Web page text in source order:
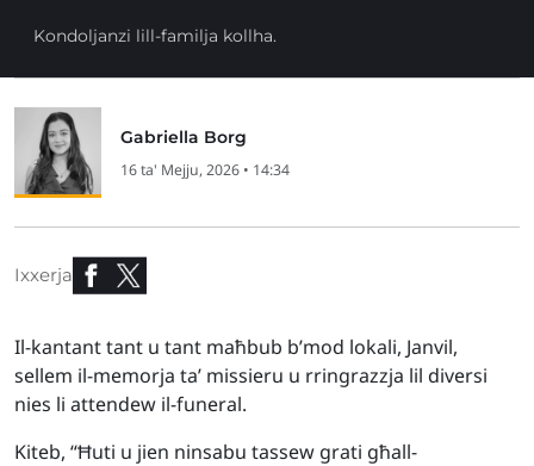
Kondoljanzi lill-familja kollha.
Gabriella Borg
16 ta' Mejju, 2026 • 14:34
Ixxerja
Il-kantant tant u tant maħbub b’mod lokali, Janvil,
sellem il-memorja ta’ missieru u rringrazzja lil diversi
nies li attendew il-funeral.
Kiteb, “Ħuti u jien ninsabu tassew grati għall-